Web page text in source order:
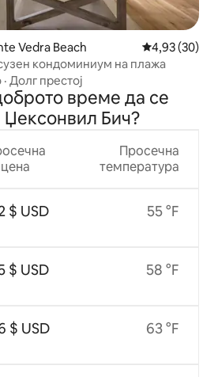
Vedra Beach Просечна
4,93 (30)
кондоминиум на плажа
· Долг престој
време да се
Џексонвил Бич?
цена
$ USD
$ USD
$ USD
Просечна
температура
55 °F
58 °F
63 °F